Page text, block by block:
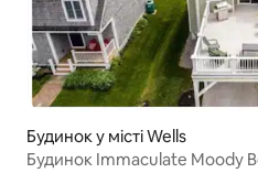
Будинок у місті Wells
Будинок Immaculate Moody